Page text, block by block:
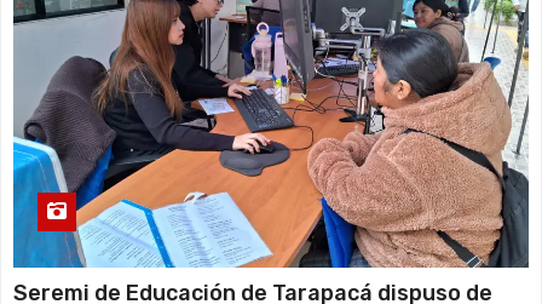
d
a
s
Seremi de Educación de Tarapacá dispuso de